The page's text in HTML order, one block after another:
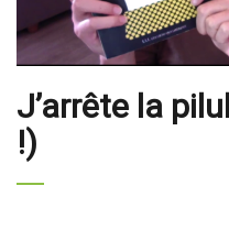
J’arrête la
!)